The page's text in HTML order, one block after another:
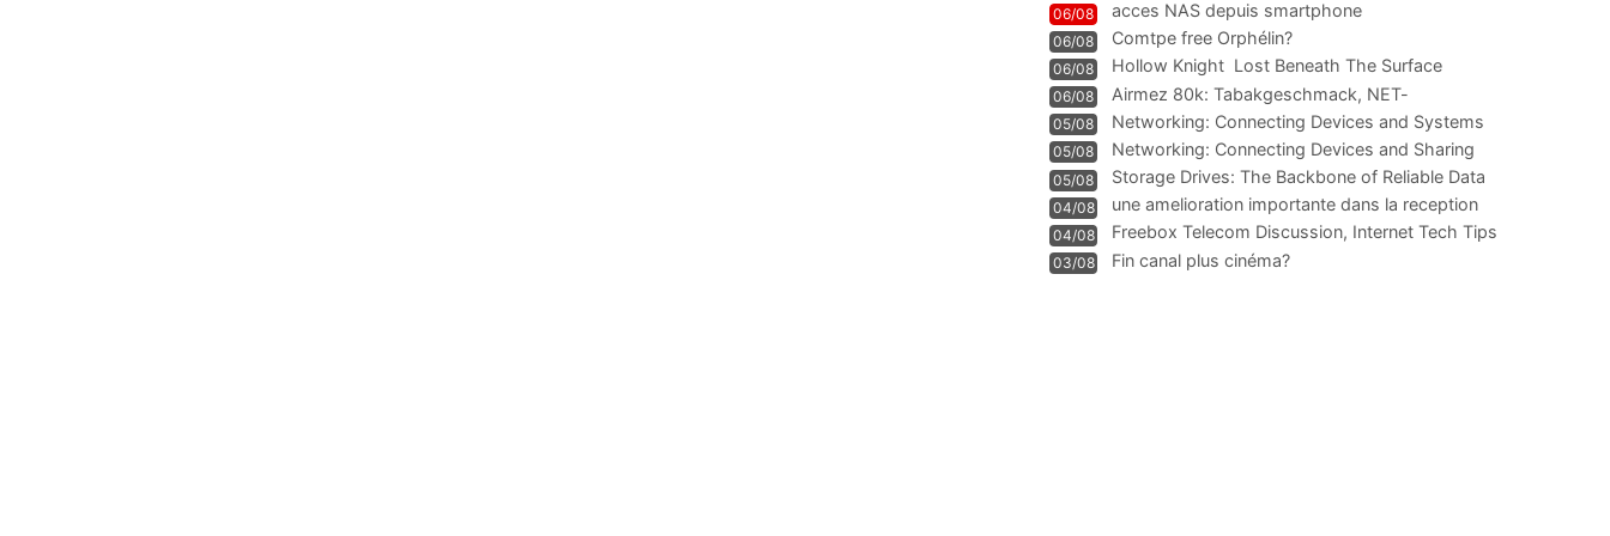
06/08 acces NAS depuis smartphone
06/08 Comtpe free Orphélin?
06/08 Hollow Knight  Lost Beneath The Surface
06/08
Airmez 80k: Tabakgeschmack, NET-
Technologie und Leistung im
05/08 Networking: Connecting Devices and Systems
05/08
Networking: Connecting Devices and Sharing
Information
05/08
Storage Drives: The Backbone of Reliable Data
Management
04/08
une amelioration importante dans la reception
WIFI
04/08
Freebox Telecom Discussion, Internet Tech Tips
Communi
03/08 Fin canal plus cinéma?